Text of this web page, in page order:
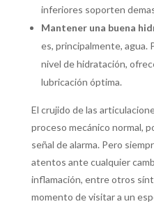
inferiores soporten
Mantener una buena
es, principalmente, agua.
nivel de hidratación,
lubricación óptima.
El crujido de las
proceso mecánico normal,
señal de alarma. Pero
atentos ante cualquier
inflamación, entre otros
momento de visitar a un